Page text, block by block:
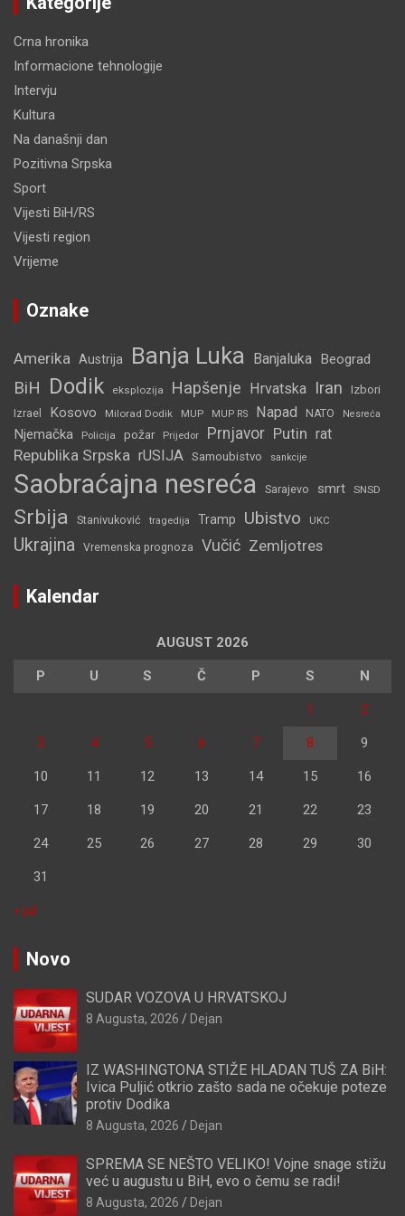
Crna hronika
Informacione tehnologije
Intervju
Kultura
Na današnji dan
Pozitivna Srpska
Sport
Vijesti BiH/RS
Vijesti region
Vrijeme
Oznake
Amerika Austrija Banja Luka Banjaluka Beograd
BiH Dodik eksplozija Hapšenje Hrvatska Iran Izbori
Izrael Kosovo Milorad Dodik MUP MUP RS Napad NATO Nesreća
Njemačka Policija požar Prijedor Prnjavor Putin rat
Republika Srpska rUSIJA Samoubistvo sankcije
Saobraćajna nesreća Sarajevo smrt SNSD
Srbija Stanivuković tragedija Tramp Ubistvo UKC
Ukrajina Vremenska prognoza Vučić Zemljotres
Kalendar
AUGUST 2026
P U S Č P S N
1 2
3 4 5 6 7 8 9
10 11 12 13 14 15 16
17 18 19 20 21 22 23
24 25 26 27 28 29 30
31
« jul
Novo
SUDAR VOZOVA U HRVATSKOJ
8 Augusta, 2026 Dejan
IZ WASHINGTONA STIŽE HLADAN TUŠ ZA BiH:
Ivica Puljić otkrio zašto sada ne očekuje poteze
protiv Dodika
8 Augusta, 2026 Dejan
SPREMA SE NEŠTO VELIKO! Vojne snage stižu
već u augustu u BiH, evo o čemu se radi!
8 Augusta, 2026 Dejan